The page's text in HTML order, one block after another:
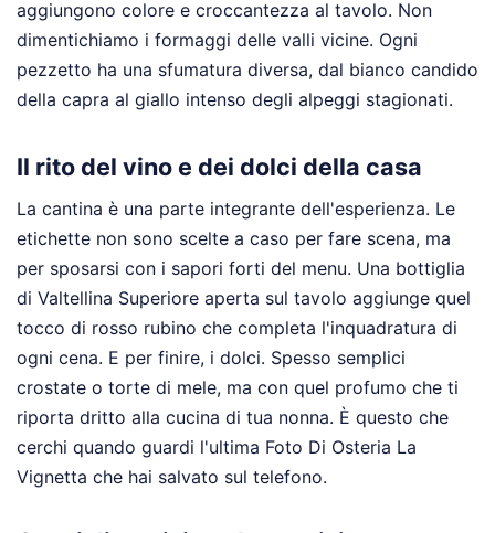
aggiungono colore e croccantezza al tavolo. Non
dimentichiamo i formaggi delle valli vicine. Ogni
pezzetto ha una sfumatura diversa, dal bianco candido
della capra al giallo intenso degli alpeggi stagionati.
Il rito del vino e dei dolci della casa
La cantina è una parte integrante dell'esperienza. Le
etichette non sono scelte a caso per fare scena, ma
per sposarsi con i sapori forti del menu. Una bottiglia
di Valtellina Superiore aperta sul tavolo aggiunge quel
tocco di rosso rubino che completa l'inquadratura di
ogni cena. E per finire, i dolci. Spesso semplici
crostate o torte di mele, ma con quel profumo che ti
riporta dritto alla cucina di tua nonna. È questo che
cerchi quando guardi l'ultima Foto Di Osteria La
Vignetta che hai salvato sul telefono.